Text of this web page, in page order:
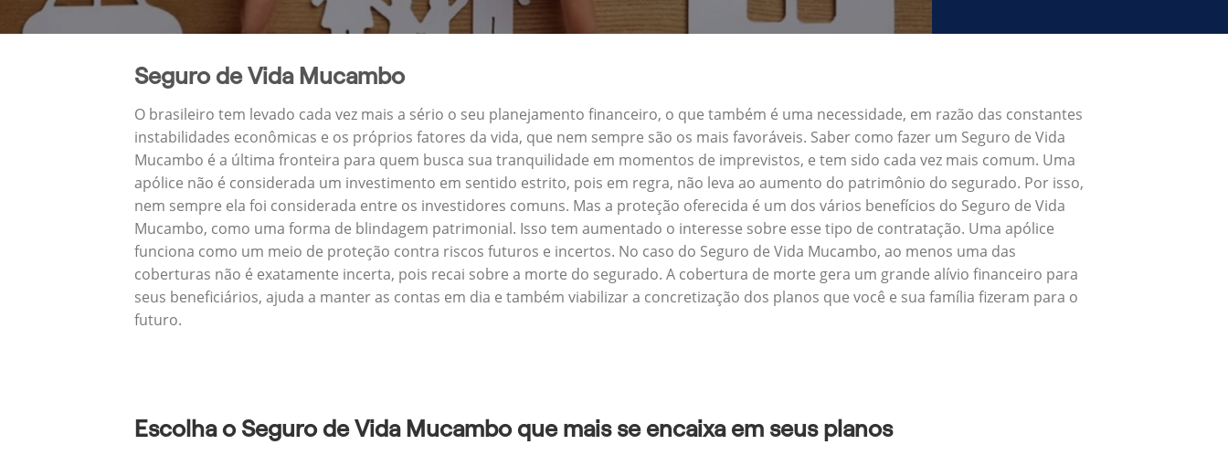
Seguro de Vida Mucambo
O brasileiro tem levado cada vez mais a sério o seu planejamento financeiro, o que também é uma necessidade, em razão das constantes
instabilidades econômicas e os próprios fatores da vida, que nem sempre são os mais favoráveis. Saber como fazer um Seguro de Vida
Mucambo é a última fronteira para quem busca sua tranquilidade em momentos de imprevistos, e tem sido cada vez mais comum. Uma
apólice não é considerada um investimento em sentido estrito, pois em regra, não leva ao aumento do patrimônio do segurado. Por isso,
nem sempre ela foi considerada entre os investidores comuns. Mas a proteção oferecida é um dos vários benefícios do Seguro de Vida
Mucambo, como uma forma de blindagem patrimonial. Isso tem aumentado o interesse sobre esse tipo de contratação. Uma apólice
funciona como um meio de proteção contra riscos futuros e incertos. No caso do Seguro de Vida Mucambo, ao menos uma das
coberturas não é exatamente incerta, pois recai sobre a morte do segurado. A cobertura de morte gera um grande alívio financeiro para
seus beneficiários, ajuda a manter as contas em dia e também viabilizar a concretização dos planos que você e sua família fizeram para o
futuro.
Escolha o Seguro de Vida Mucambo que mais se encaixa em seus planos